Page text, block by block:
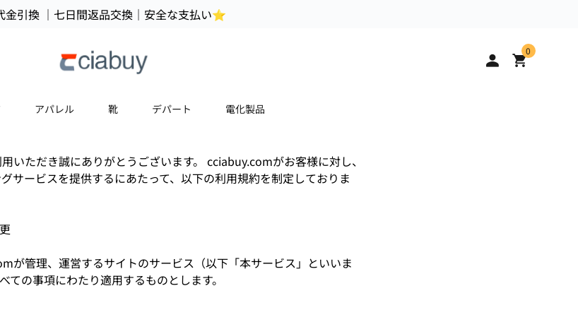
金引換 ｜七日間返品交換｜安全な支払い⭐
0
アパレル 靴 デパート 電化製品
いただき誠にありがとうございます。 cciabuy.comがお客様に対し、
サービスを提供するにあたって、以下の利用規約を制定しておりま
が管理、運営するサイトのサービス（以下「本サービス」といいま
ての事項にわたり適用するものとします。